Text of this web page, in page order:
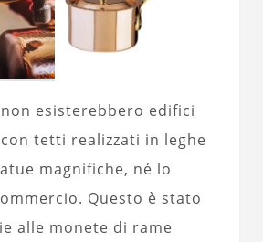
esisterebbero edifici
tetti realizzati in leghe
magnifiche, né lo
Questo è stato
alle monete di rame